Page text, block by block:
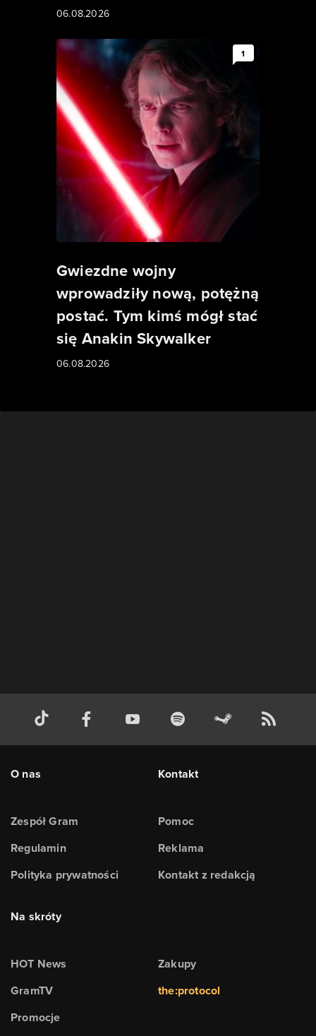
06.08.2026
1
Gwiezdne wojny
wprowadziły nową, potężną
postać. Tym kimś mógł stać
się Anakin Skywalker
06.08.2026
O nas
Zespół Gram
Regulamin
Polityka prywatności
Kontakt
Pomoc
Reklama
Kontakt z redakcją
Na skróty
HOT News
GramTV
Promocje
Zakupy
the:protocol